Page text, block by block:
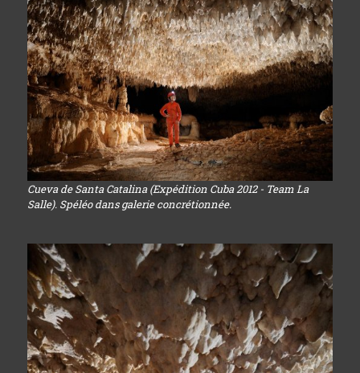
Cueva de Santa Catalina (Expédition Cuba 2012 - Team La
Salle). Spéléo dans galerie concrétionnée.